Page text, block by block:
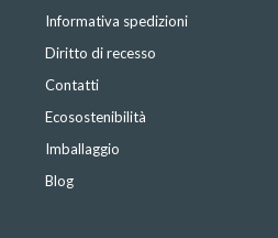
Informativa spedizioni
Diritto di recesso
Contatti
Ecosostenibilità
Imballaggio
Blog